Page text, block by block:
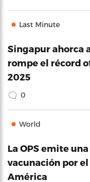
Last Minute
Singapur ahorca
rompe el récord
2025
0
World
La OPS emite
vacunación por
América